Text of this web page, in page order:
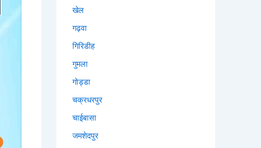
खेल
गढ़वा
गिरिडीह
गुमला
गोड्डा
चक्रधरपुर
चाईबासा
जमशेदपुर